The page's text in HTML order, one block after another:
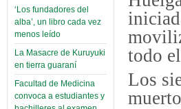
‘Los fundadores del
alba’, un libro cada vez
menos leído
La Masacre de Kuruyuki
en tierra guaraní
Facultad de Medicina
convoca a estudiantes y
todo
Los